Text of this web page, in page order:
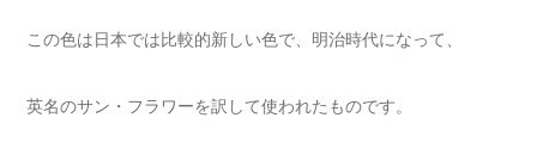
この色は日本では比較的新しい色で、明治時代になって、
英名のサン・フラワーを訳して使われたものです。